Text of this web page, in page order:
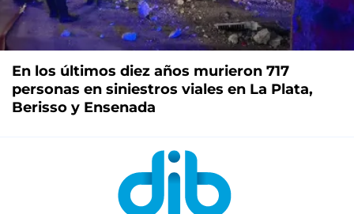
En los últimos diez años murieron 717
personas en siniestros viales en La Plata,
Berisso y Ensenada